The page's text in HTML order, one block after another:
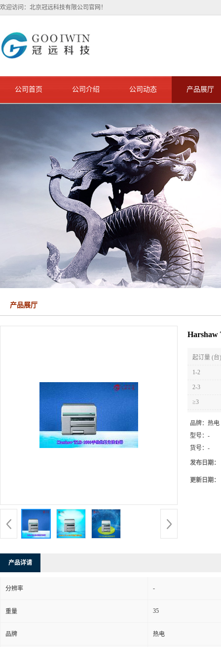
欢迎访问：北京冠远科技有限公司官网！
公司首页 公司介绍 公司动态 产品展厅
产品展厅
Harshaw
起订量 (台)
1-2
2-3
≥3
品牌： 热电
型号： -
货号： -
发布日期：
更新日期：
产品详请
分辨率 -
重量 35
品牌 热电